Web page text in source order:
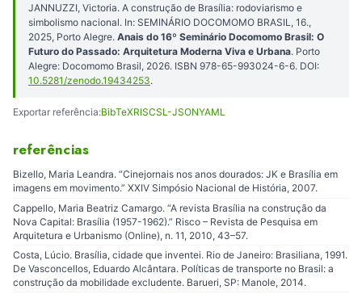
JANNUZZI, Victoria. A construção de Brasília: rodoviarismo e
simbolismo nacional. In: SEMINÁRIO DOCOMOMO BRASIL, 16.,
2025, Porto Alegre. Anais do 16º Seminário Docomomo Brasil: O
Futuro do Passado: Arquitetura Moderna Viva e Urbana. Porto
Alegre: Docomomo Brasil, 2026. ISBN 978-65-993024-6-6. DOI:
10.5281/zenodo.19434253.
Exportar referência:BibTeXRISCSL-JSONYAML
referências
Bizello, Maria Leandra. “Cinejornais nos anos dourados: JK e Brasília em
imagens em movimento.” XXIV Simpósio Nacional de História, 2007.
Cappello, Maria Beatriz Camargo. “A revista Brasília na construção da
Nova Capital: Brasília (1957-1962).” Risco – Revista de Pesquisa em
Arquitetura e Urbanismo (Online), n. 11, 2010, 43–57.
Costa, Lúcio. Brasília, cidade que inventei. Rio de Janeiro: Brasiliana, 1991.
De Vasconcellos, Eduardo Alcântara. Políticas de transporte no Brasil: a
construção da mobilidade excludente. Barueri, SP: Manole, 2014.